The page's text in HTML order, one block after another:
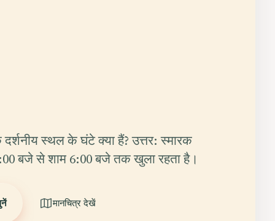
स्थल के घंटे क्या हैं? उत्तर: स्मारक
बजे से शाम 6:00 बजे तक खुला रहता है।
मानचित्र देखें